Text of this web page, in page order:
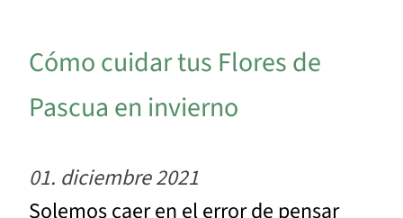
Cómo cuidar tus Flores de
Pascua en invierno
01. diciembre 2021
Solemos caer en el error de pensar